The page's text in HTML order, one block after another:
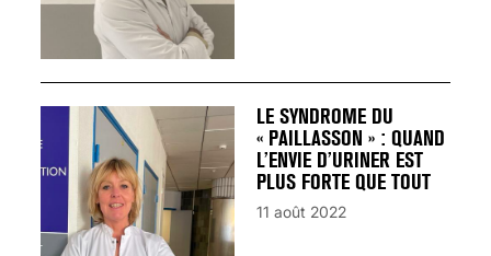
LE SYNDROME DU
« PAILLASSON » : QUAND
L’ENVIE D’URINER EST
PLUS FORTE QUE TOUT
11 août 2022